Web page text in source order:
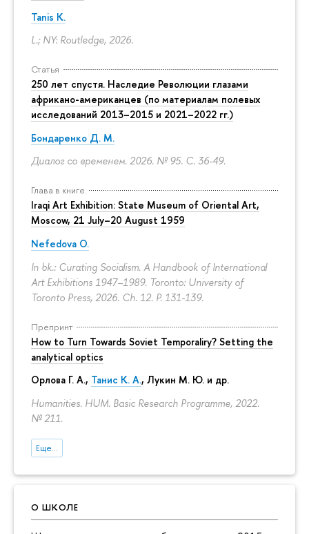
Tanis K.
L.; NY: Routledge, 2026.
Статья
250 лет спустя. Наследие Революции глазами
африкано-американцев (по материалам полевых
исследований 2013–2015 и 2021–2022 гг.)
Бондаренко Д. М.
Диалог со временем. 2026. № 95. С. 36-49.
Глава в книге
Iraqi Art Exhibition: State Museum of Oriental Art,
Moscow, 21 July–20 August 1959
Nefedova O.
In bk.: Curating Socialism. A Handbook of International
Art Exhibitions 1947–1989. Toronto: University of
Toronto Press, 2026. Ch. 12. P. 131-139.
Препринт
How to Turn Towards Soviet Temporaliry? Setting the
analytical optics
Орлова Г. А., Танис К. А., Лукин М. Ю. и др.
Humanities. HUM. Basic Research Programme, 2022.
№ 211.
Еще...
О ШКОЛЕ